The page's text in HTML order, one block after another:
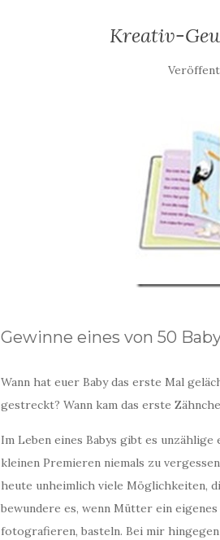
Kreativ-
Gewinne eines von 50
Wann hat euer Baby das erste Mal
gestreckt? Wann kam das erste
Im Leben eines Babys gibt es
kleinen Premieren niemals zu
heute unheimlich viele Möglichkeiten,
bewundere es, wenn Mütter ein
fotografieren, basteln. Bei mir